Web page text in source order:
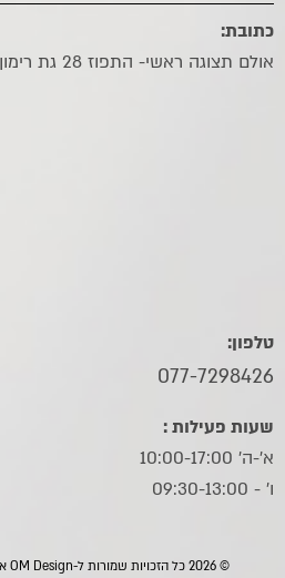
כתובת:
אולם תצוגה ראשי- התפוז 28 גת רימון
טלפון:
077-7298426
שעות פעילות :
א'-ה' 10:00-17:00
ו׳ - 09:30-13:00
© 2026 כל הזכויות שמורות ל-OM Design ארונות אמבטיה